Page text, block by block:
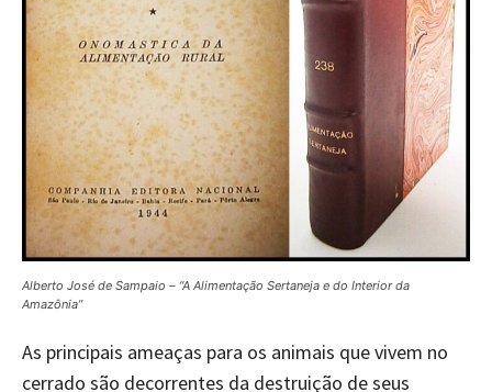
Alberto José de Sampaio – “A Alimentação Sertaneja e do Interior da
Amazônia”
As principais ameaças para os animais que vivem no
cerrado são decorrentes da destruição de seus